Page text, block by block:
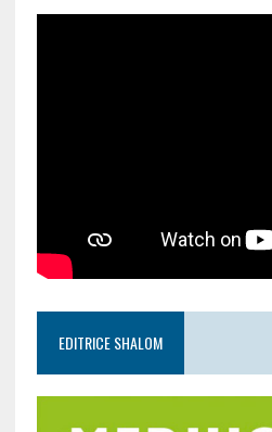
EDITRICE SHALOM